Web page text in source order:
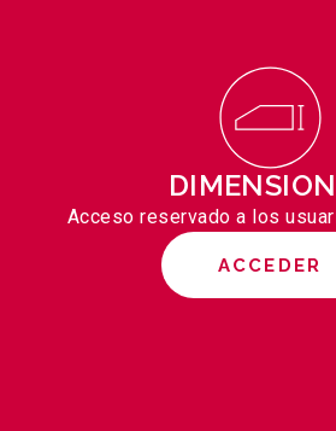
Acceso reservado a los
ACCEDER